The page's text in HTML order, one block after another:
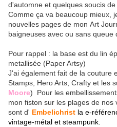
d'automne et quelques soucis
Comme ça va beaucoup mieux,
nouvelles pages de mon Art
baigneuses avec ou sans queue
Pour rappel : la base est du lin
metallisée (Paper Artsy)
J'ai également fait de la couture
Stamps, Hero Arts, Crafty et les
Moore) Pour les
mon fiston sur les plages de nos
sont d' Embelichrist la e-
vintage-métal et steampunk.